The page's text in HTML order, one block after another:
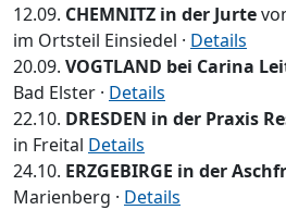
12.09. CHEMNITZ in der Jurte
im Ortsteil Einsiedel · Details
20.09. VOGTLAND bei Carina
Bad Elster · Details
22.10. DRESDEN in der Praxis
in Freital Details
24.10. ERZGEBIRGE in der
Marienberg · Details